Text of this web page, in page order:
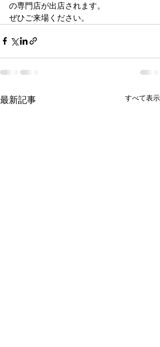
の専門店が出店されます。
ぜひご来場ください。
最新記事 すべて表示